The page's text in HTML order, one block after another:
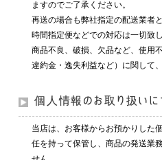
ますのでご了承ください。
再送の場合も弊社指定の配送業者
時間指定便などでの対応は一切致
商品不良、破損、欠品など、使用
違約金・逸失利益など）に関して
個人情報のお取り扱いに
当店は、お客様からお預かりした
任を持って保管し、商品の発送業